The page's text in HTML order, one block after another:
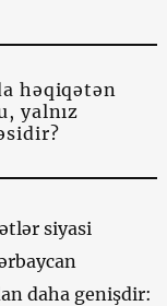
həqiqətən
yalnız
siyasi
daha genişdir: